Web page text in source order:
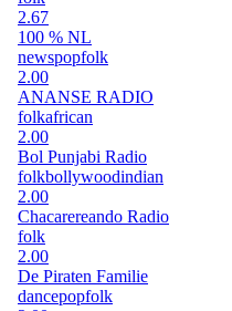
2.67
100 % NL
newspopfolk
2.00
ANANSE RADIO
folkafrican
2.00
Bol Punjabi Radio
folkbollywoodindian
2.00
Chacarereando Radio
folk
2.00
De Piraten Familie
dancepopfolk